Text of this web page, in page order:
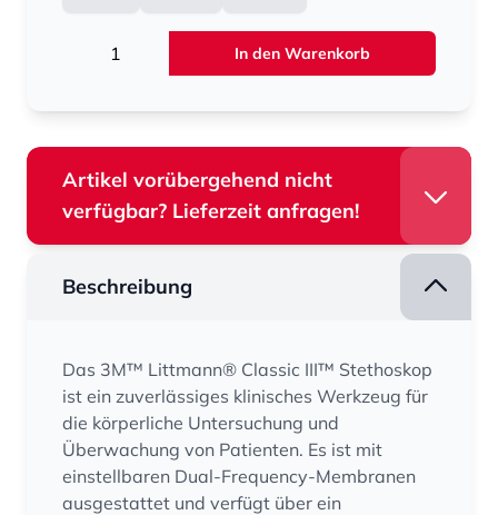
In den Warenkorb
Artikel vorübergehend nicht
verfügbar? Lieferzeit anfragen!
Beschreibung
Das 3M™ Littmann® Classic III™ Stethoskop
ist ein zuverlässiges klinisches Werkzeug für
die körperliche Untersuchung und
Überwachung von Patienten. Es ist mit
einstellbaren Dual-Frequency-Membranen
ausgestattet und verfügt über ein